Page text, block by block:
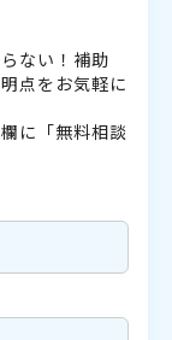
ない！補助
点をお気軽に
に「無料相談